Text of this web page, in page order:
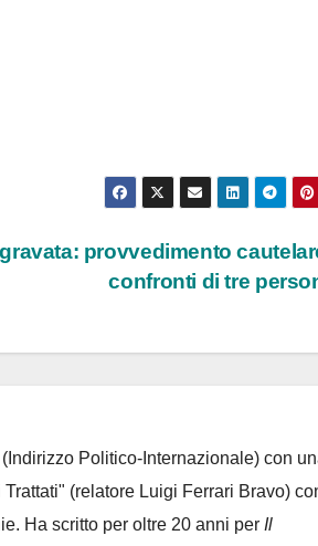
provvedimento
confronti di tre
Politico-Internazionale) con
(relatore Luigi Ferrari Bravo)
Ha scritto per oltre 20 anni per Il